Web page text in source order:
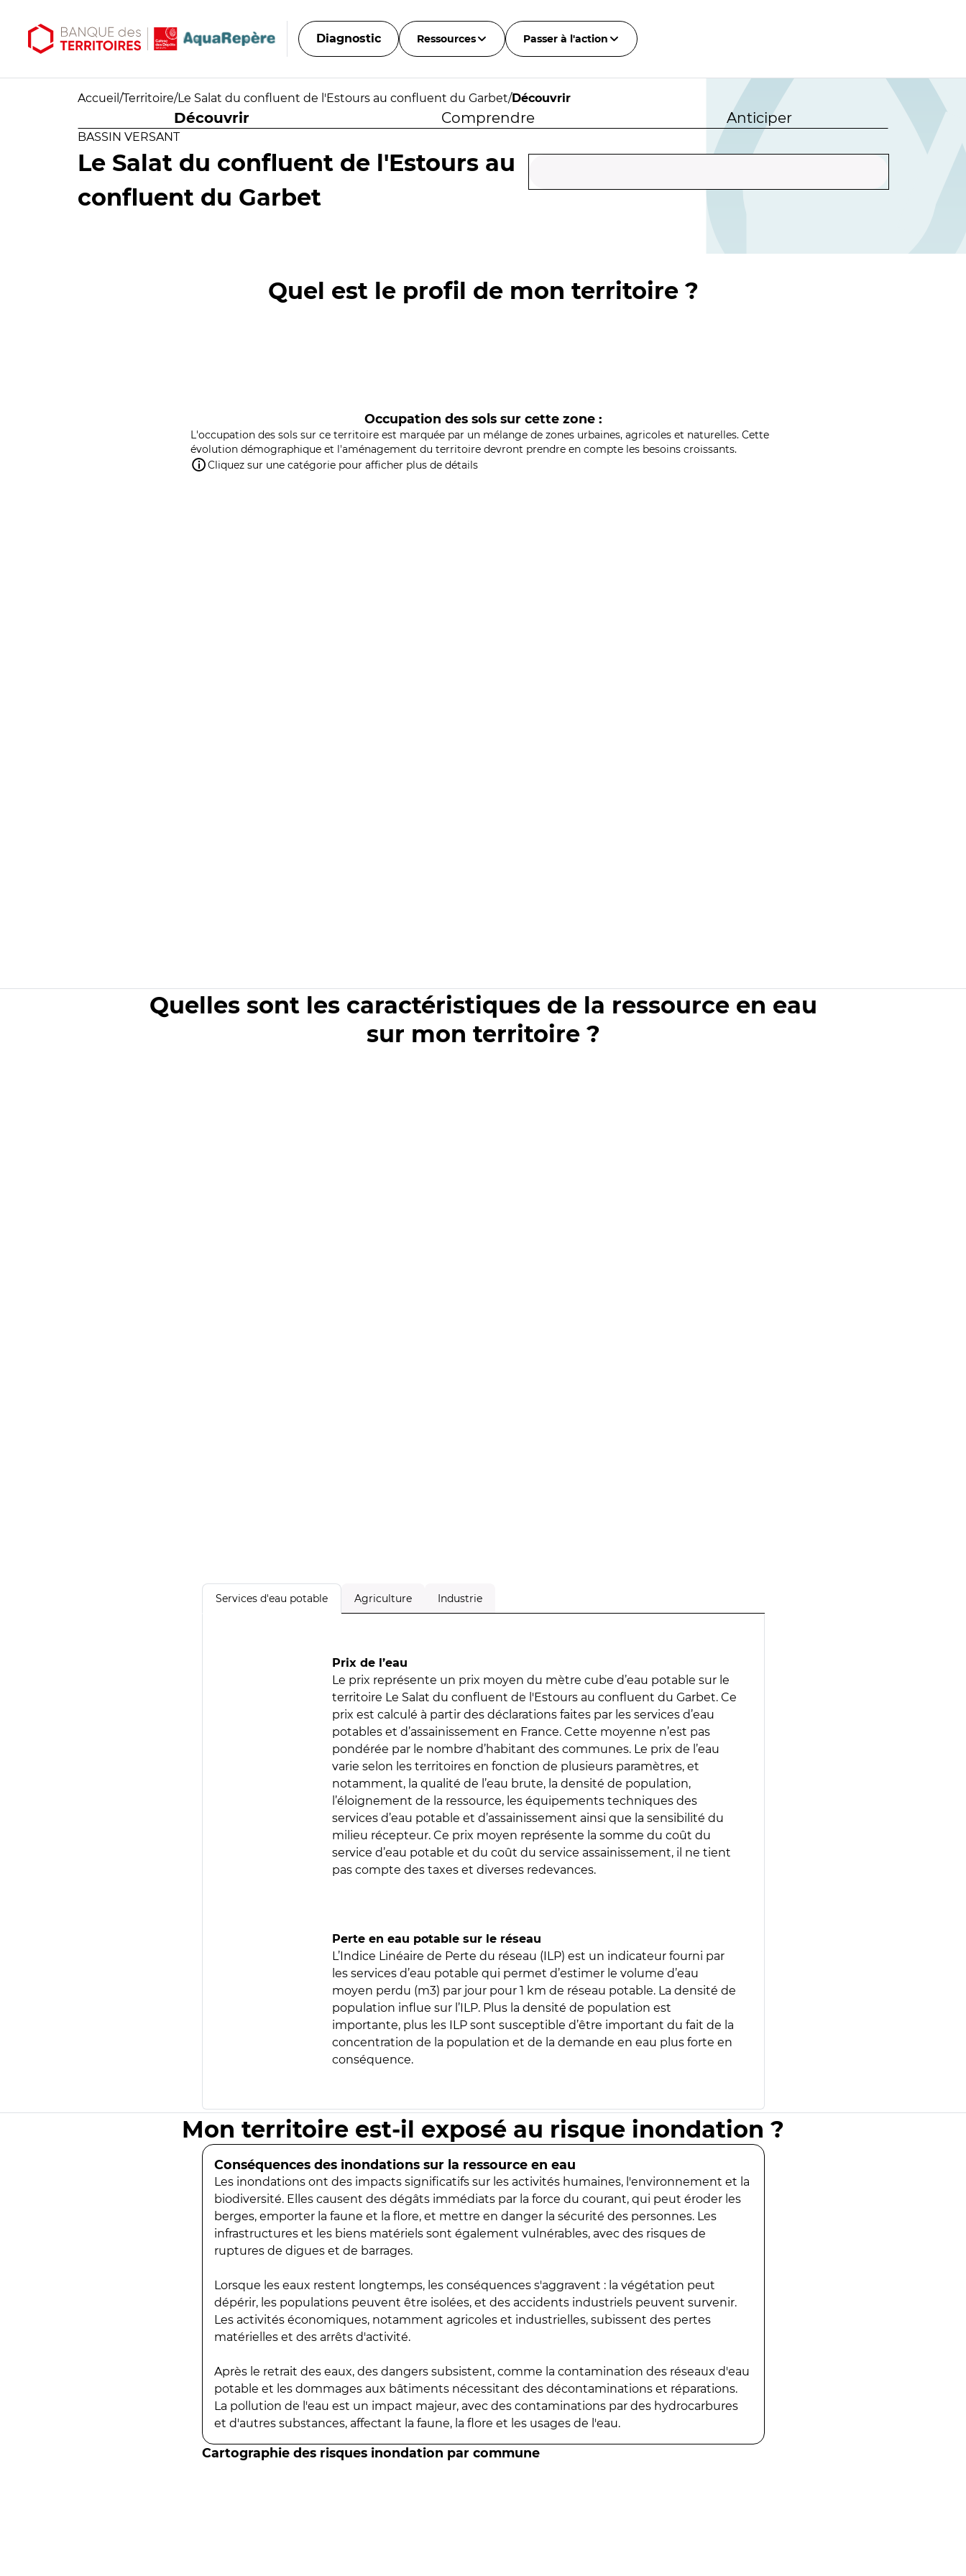
Diagnostic Ressources Passer à l'action
Accueil /Territoire/Le Salat du confluent de l'Estours au confluent du Garbet/Découvrir
Découvrir Comprendre Anticiper
BASSIN VERSANT
Le Salat du confluent de l'Estours au
confluent du Garbet
Quel est le profil de mon territoire ?
Occupation des sols sur cette zone :
L'occupation des sols sur ce territoire est marquée par un mélange de zones urbaines, agricoles et naturelles. Cette
évolution démographique et l'aménagement du territoire devront prendre en compte les besoins croissants.
Cliquez sur une catégorie pour afficher plus de détails
Quelles sont les caractéristiques de la ressource en eau
sur mon territoire ?
Services d'eau potable Agriculture Industrie
Prix de l’eau
Le prix représente un prix moyen du mètre cube d’eau potable sur le
territoire Le Salat du confluent de l'Estours au confluent du Garbet. Ce
prix est calculé à partir des déclarations faites par les services d’eau
potables et d’assainissement en France. Cette moyenne n’est pas
pondérée par le nombre d’habitant des communes. Le prix de l’eau
varie selon les territoires en fonction de plusieurs paramètres, et
notamment, la qualité de l’eau brute, la densité de population,
l’éloignement de la ressource, les équipements techniques des
services d’eau potable et d’assainissement ainsi que la sensibilité du
milieu récepteur. Ce prix moyen représente la somme du coût du
service d’eau potable et du coût du service assainissement, il ne tient
pas compte des taxes et diverses redevances.
Perte en eau potable sur le réseau
L’Indice Linéaire de Perte du réseau (ILP) est un indicateur fourni par
les services d’eau potable qui permet d’estimer le volume d’eau
moyen perdu (m3) par jour pour 1 km de réseau potable. La densité de
population influe sur l’ILP. Plus la densité de population est
importante, plus les ILP sont susceptible d’être important du fait de la
concentration de la population et de la demande en eau plus forte en
conséquence.
Mon territoire est-il exposé au risque inondation ?
Conséquences des inondations sur la ressource en eau
Les inondations ont des impacts significatifs sur les activités humaines, l'environnement et la
biodiversité. Elles causent des dégâts immédiats par la force du courant, qui peut éroder les
berges, emporter la faune et la flore, et mettre en danger la sécurité des personnes. Les
infrastructures et les biens matériels sont également vulnérables, avec des risques de
ruptures de digues et de barrages.
Lorsque les eaux restent longtemps, les conséquences s'aggravent : la végétation peut
dépérir, les populations peuvent être isolées, et des accidents industriels peuvent survenir.
Les activités économiques, notamment agricoles et industrielles, subissent des pertes
matérielles et des arrêts d'activité.
Après le retrait des eaux, des dangers subsistent, comme la contamination des réseaux d'eau
potable et les dommages aux bâtiments nécessitant des décontaminations et réparations.
La pollution de l'eau est un impact majeur, avec des contaminations par des hydrocarbures
et d'autres substances, affectant la faune, la flore et les usages de l'eau.
Cartographie des risques inondation par commune